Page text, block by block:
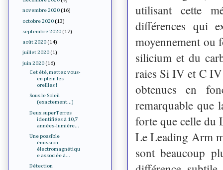
utilisant cette
différences qui
moyennement ou
silicium et du
raies Si IV et C IV
obtenues en
remarquable que
forte que celle
Le Leading Arm
sont beaucoup
novembre 2020 (16)
octobre 2020 (13)
septembre 2020 (17)
août 2020 (14)
juillet 2020 (1)
juin 2020 (16)
Cet été, mettez vous-
en plein les
oreilles !
Sous le Soleil
(exactement...)
Deux superTerres
identifiées à 10,7
années-lumière...
Une possible
émission
électromagnétiqu
e associée à...
Détection